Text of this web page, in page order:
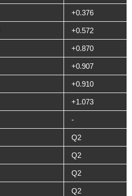
+0.376
+0.572
+0.870
+0.907
+0.910
+1.073
-
Q2
Q2
Q2
Q2